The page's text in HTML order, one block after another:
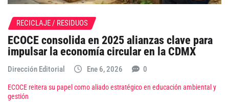
RECICLAJE / RESIDUOS
ECOCE consolida en 2025 alianzas clave para
impulsar la economía circular en la CDMX
Dirección Editorial Ene 6, 2026 0
ECOCE reitera su papel como aliado estratégico en educación ambiental y
gestión